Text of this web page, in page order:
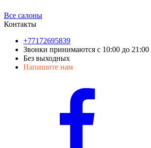
Все салоны
Контакты
+77172695839
Звонки принимаются с 10:00 до 21:00
Без выходных
Напишите нам